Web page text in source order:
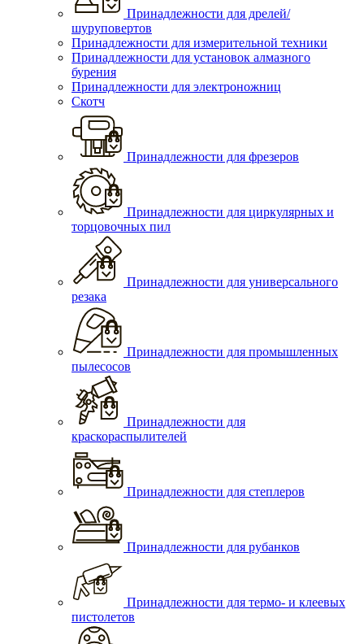
Принадлежности для дрелей/
шуруповертов
Принадлежности для измерительной техники
Принадлежности для установок алмазного
бурения
Принадлежности для электроножниц
Скотч
Принадлежности для фрезеров
Принадлежности для циркулярных и
торцовочных пил
Принадлежности для универсального
резака
Принадлежности для промышленных
пылесосов
Принадлежности для
краскораспылителей
Принадлежности для степлеров
Принадлежности для рубанков
Принадлежности для термо- и клеевых
пистолетов